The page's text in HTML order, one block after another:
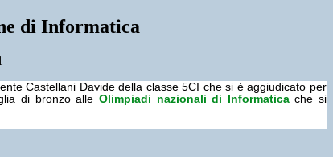
di Informatica
Castellani Davide della classe 5CI che si è aggiudicato per
di bronzo alle Olimpiadi nazionali di Informaticache si